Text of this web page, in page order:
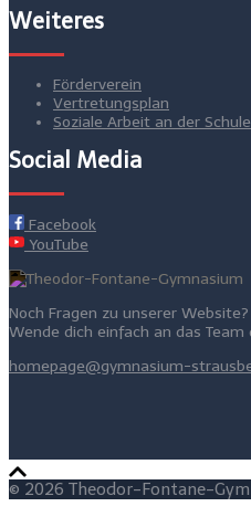
Weiteres
Förderverein
Vertretungsplan
Soziale Arbeit an der Schule
Social Media
Facebook
YouTube
Noch Fragen zu unserer Website?
Wende dich einfach an das Team
homepage@gymnasium-
© 2026 Theodor-Fontane-